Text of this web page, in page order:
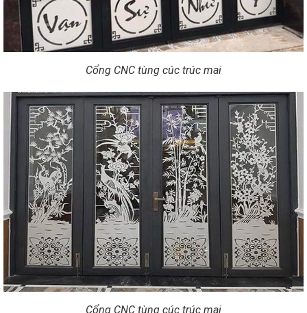
Cổng CNC tùng cúc trúc mai
Cổng CNC tùng cúc trúc mai